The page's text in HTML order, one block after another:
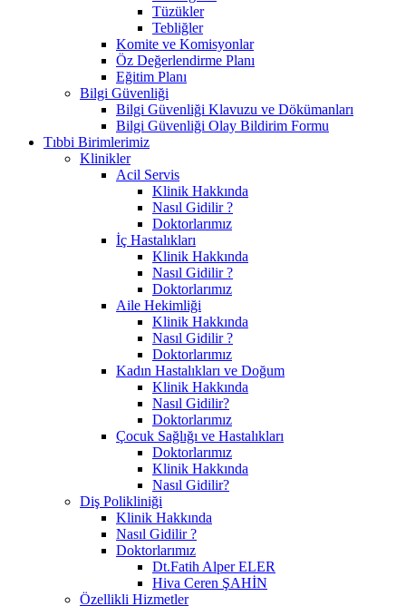
Tüzükler
Tebliğler
Komite ve Komisyonlar
Öz Değerlendirme Planı
Eğitim Planı
Bilgi Güvenliği
Bilgi Güvenliği Klavuzu ve Dökümanları
Bilgi Güvenliği Olay Bildirim Formu
Tıbbi Birimlerimiz
Klinikler
Acil Servis
Klinik Hakkında
Nasıl Gidilir ?
Doktorlarımız
İç Hastalıkları
Klinik Hakkında
Nasıl Gidilir ?
Doktorlarımız
Aile Hekimliği
Klinik Hakkında
Nasıl Gidilir ?
Doktorlarımız
Kadın Hastalıkları ve Doğum
Klinik Hakkında
Nasıl Gidilir?
Doktorlarımız
Çocuk Sağlığı ve Hastalıkları
Doktorlarımız
Klinik Hakkında
Nasıl Gidilir?
Diş Polikliniği
Klinik Hakkında
Nasıl Gidilir ?
Doktorlarımız
Dt.Fatih Alper ELER
Hiva Ceren ŞAHİN
Özellikli Hizmetler